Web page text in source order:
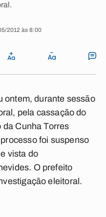
2012 às 8:00
ontem, durante sessão
pela cassação do
da Cunha Torres
foi suspenso
vista do
O prefeito
eleitoral.